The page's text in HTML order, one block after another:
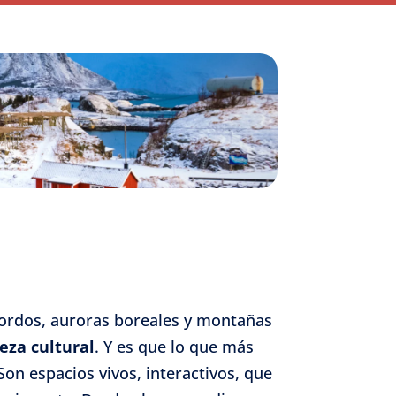
auroras boreales y montañas
cultural. Y es que lo que más
espacios vivos, interactivos, que